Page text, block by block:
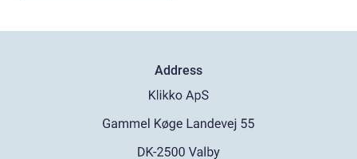
Address